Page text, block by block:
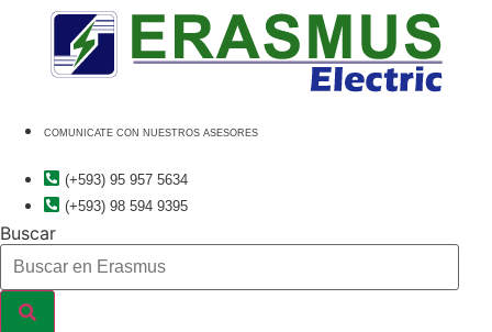
contenido
COMUNICATE CON NUESTROS ASESORES
(+593) 95 957 5634
(+593) 98 594 9395
Buscar